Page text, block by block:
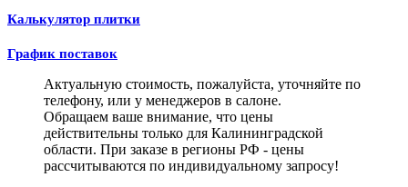
Калькулятор плитки
График поставок
Актуальную стоимость, пожалуйста, уточняйте по
телефону, или у менеджеров в салоне.
Обращаем ваше внимание, что цены
действительны только для Калининградской
области. При заказе в регионы РФ - цены
рассчитываются по индивидуальному запросу!